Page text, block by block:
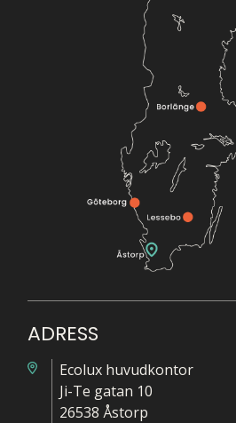
ADRESS
Ecolux huvudkontor
Ji-Te gatan 10
26538 Åstorp